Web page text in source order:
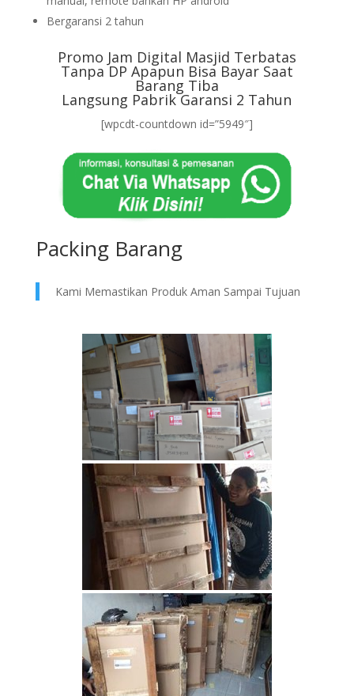
Bergaransi 2 tahun
Promo Jam Digital Masjid Terbatas
Tanpa DP Apapun Bisa Bayar Saat
Barang Tiba
Langsung Pabrik Garansi 2 Tahun
[wpcdt-countdown id=”5949″]
Packing Barang
Kami Memastikan Produk Aman Sampai Tujuan